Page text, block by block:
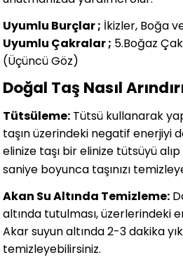
Uyumlu Burçlar ; İkizler, Boğa
Uyumlu Çakralar ; 5.Boğaz
(Üçüncü Göz)
Doğal Taş Nasıl
Tütsüleme: Tütsü kullanarak
taşın üzerindeki negatif enerjiyi
elinize taşı bir elinize tütsüyü
saniye boyunca taşınızı
Akan Su Altında Temizleme:
altında tutulması, üzerlerindeki
Akar suyun altında 2-3 dakika
temizleyebilirsiniz.